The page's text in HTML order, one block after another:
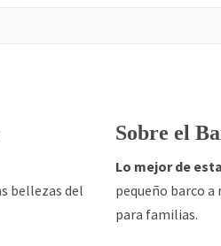
bellezas del
Sobre el
Lo mejor de
pequeño barco
para familias.